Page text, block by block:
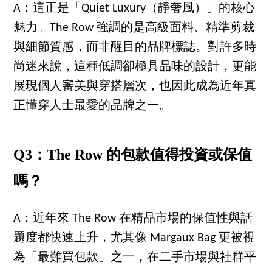
A：這正是「Quiet Luxury（靜奢風）」的核心
魅力。The Row 強調的是高級面料、精準剪裁
與細節質感，而非醒目的品牌標誌。對許多時
尚迷來說，這種低調卻極具品味的設計，更能
展現個人審美與穿搭層次，也因此成為近年真
正懂穿人士最愛的品牌之一。
Q3：The Row 的包款值得投資或保值
嗎？
A：近年來 The Row 在精品市場的保值性與話
題度都快速上升，尤其像 Margaux Bag 更被視
為「最難買包款」之一，在二手市場與社群平